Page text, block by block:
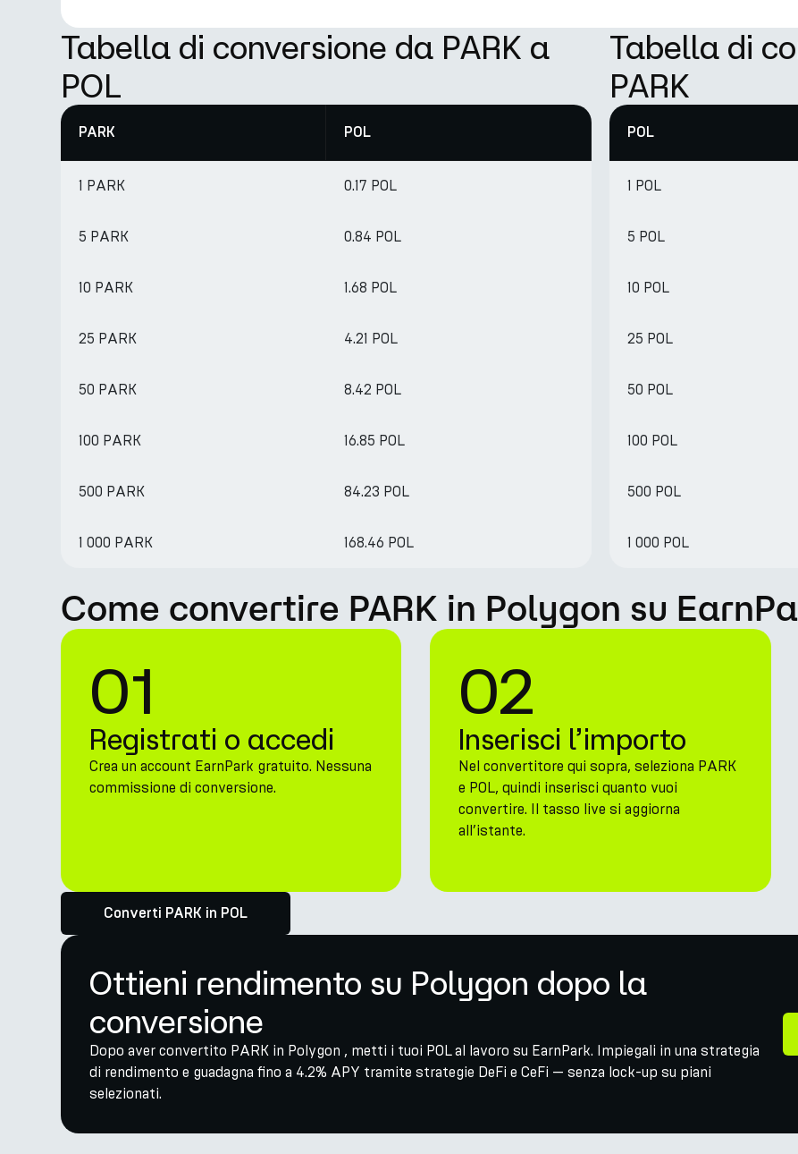
Tabella di conversione da PARK a
POL
PARK POL
1 PARK 0.17 POL
5 PARK 0.84 POL
10 PARK 1.68 POL
25 PARK 4.21 POL
50 PARK 8.42 POL
100 PARK 16.85 POL
500 PARK 84.23 POL
1 000 PARK 168.46 POL
Tabella di
PARK
POL
1 POL
5 POL
10 POL
25 POL
50 POL
100 POL
500 POL
1 000 POL
Come convertire PARK in Polygon su
01
Registrati o accedi
Crea un account EarnPark gratuito. Nessuna
commissione di conversione.
02
Inserisci l’importo
Nel convertitore qui sopra, seleziona PARK
e POL, quindi inserisci quanto vuoi
convertire. Il tasso live si aggiorna
all’istante.
Converti PARK in POL
Ottieni rendimento su Polygon dopo la
conversione
Dopo aver convertito PARK in Polygon , metti i tuoi POL al lavoro su EarnPark. Impiegali in una strategia
di rendimento e guadagna fino a 4.2% APY tramite strategie DeFi e CeFi — senza lock-up su piani
selezionati.